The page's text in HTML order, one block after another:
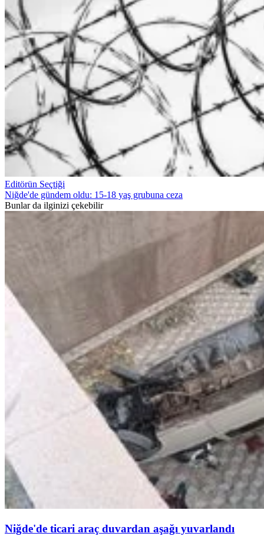
Editörün Seçtiği
Niğde'de gündem oldu: 15-18 yaş grubuna ceza
Bunlar da ilginizi çekebilir
Niğde'de ticari araç duvardan aşağı yuvarlandı